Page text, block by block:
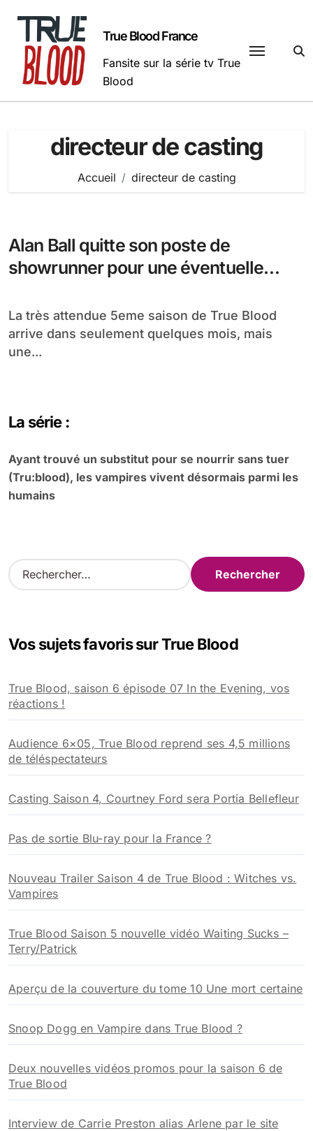
contenu
True Blood France
Fansite sur la série tv True
Blood
directeur de casting
Accueil directeur de casting
Alan Ball quitte son poste de
showrunner pour une éventuelle
La très attendue 5eme saison de True Blood
arrive dans seulement quelques mois, mais
une...
La série :
Ayant trouvé un substitut pour se nourrir sans tuer
(Tru:blood), les vampires vivent désormais parmi les
humains
R
e
r
e
r
Vos sujets favoris sur True Blood
True Blood, saison 6 épisode 07 In the Evening, vos
réactions !
Audience 6×05, True Blood reprend ses 4,5 millions
de téléspectateurs
Casting Saison 4, Courtney Ford sera Portia Bellefleur
Pas de sortie Blu-ray pour la France ?
Nouveau Trailer Saison 4 de True Blood : Witches vs.
Vampires
True Blood Saison 5 nouvelle vidéo Waiting Sucks –
Terry/Patrick
Aperçu de la couverture du tome 10 Une mort certaine
Snoop Dogg en Vampire dans True Blood ?
Deux nouvelles vidéos promos pour la saison 6 de
True Blood
Interview de Carrie Preston alias Arlene par le site